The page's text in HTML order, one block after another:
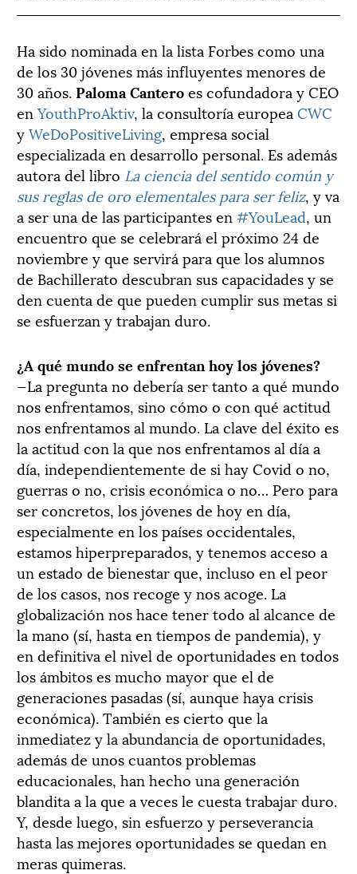
Ha sido nominada en la lista Forbes como una
de los 30 jóvenes más influyentes menores de
30 años.Paloma Canteroes cofundadora y CEO
en YouthProAktiv, la consultoría europea CWC
yWeDoPositiveLiving, empresa social
especializada en desarrollo personal. Es además
autora del libro La ciencia del sentido común y
sus reglas de oro elementales para ser feliz, y va
a ser una de las participantes en #YouLead, un
encuentro que se celebrará el próximo 24 de
noviembre y que servirá para que los alumnos
de Bachillerato descubran sus capacidades y se
den cuenta de que pueden cumplir sus metas si
se esfuerzan y trabajan duro.
¿A qué mundo se enfrentan hoy los jóvenes?
—La pregunta no debería ser tanto a qué mundo
nos enfrentamos, sino cómo o con qué actitud
nos enfrentamos al mundo. La clave del éxito es
la actitud con la que nos enfrentamos al día a
día, independientemente de si hay Covid o no,
guerras o no, crisis económica o no… Pero para
ser concretos, los jóvenes de hoy en día,
especialmente en los países occidentales,
estamos hiperpreparados, y tenemos acceso a
un estado de bienestar que, incluso en el peor
de los casos, nos recoge y nos acoge. La
globalización nos hace tener todo al alcance de
la mano (sí, hasta en tiempos de pandemia), y
en definitiva el nivel de oportunidades en todos
los ámbitos es mucho mayor que el de
generaciones pasadas (sí, aunque haya crisis
económica). También es cierto que la
inmediatez y la abundancia de oportunidades,
además de unos cuantos problemas
educacionales, han hecho una generación
blandita a la que a veces le cuesta trabajar duro.
Y, desde luego, sin esfuerzo y perseverancia
hasta las mejores oportunidades se quedan en
meras quimeras.